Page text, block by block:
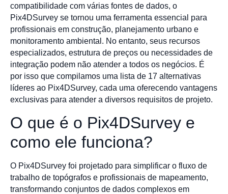
compatibilidade com várias fontes de dados, o
Pix4DSurvey se tornou uma ferramenta essencial para
profissionais em construção, planejamento urbano e
monitoramento ambiental. No entanto, seus recursos
especializados, estrutura de preços ou necessidades de
integração podem não atender a todos os negócios. É
por isso que compilamos uma lista de 17 alternativas
líderes ao Pix4DSurvey, cada uma oferecendo vantagens
exclusivas para atender a diversos requisitos de projeto.
O que é o Pix4DSurvey e
como ele funciona?
O Pix4DSurvey foi projetado para simplificar o fluxo de
trabalho de topógrafos e profissionais de mapeamento,
transformando conjuntos de dados complexos em